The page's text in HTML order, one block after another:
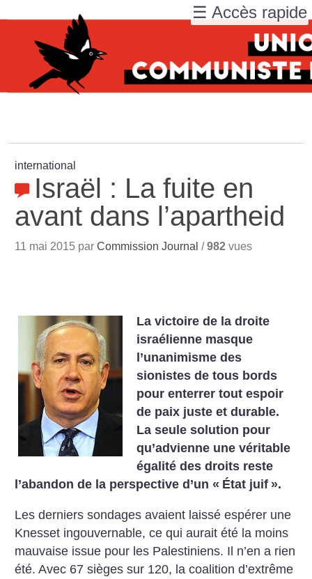
international
Israël : La fuite en
avant dans l’apartheid
11 mai 2015 parCommission Journal /982 vues
La victoire de la droite
israélienne masque
l’unanimisme des
sionistes de tous bords
pour enterrer tout espoir
de paix juste et durable.
La seule solution pour
qu’advienne une véritable
égalité des droits reste
l’abandon de la perspective d’un « État juif ».
Les derniers sondages avaient laissé espérer une
Knesset ingouvernable, ce qui aurait été la moins
mauvaise issue pour les Palestiniens. Il n’en a rien
été. Avec 67 sièges sur 120, la coalition d’extrême
☰ Accès rapide